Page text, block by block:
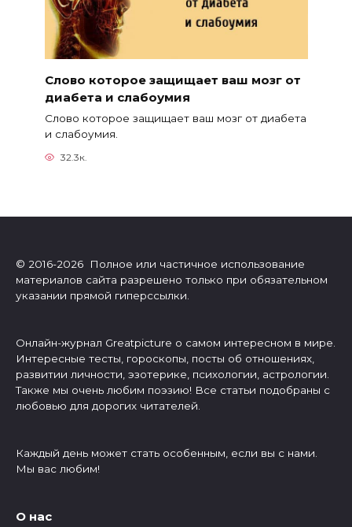
Слово которое защищает ваш мозг от
диабета и слабоумия
Слово которое защищает ваш мозг от диабета
и слабоумия.
32.3к.
© 2016-2026 Полное или частичное использование
материалов сайта разрешено только при обязательном
указании прямой гиперссылки.
Онлайн-журнал Greatpicture о самом интересном в мире.
Интересные тесты, гороскопы, посты об отношениях,
развитии личности, эзотерике, психологии, астрологии.
Также мы очень любим поэзию! Все статьи подобраны с
любовью для дорогих читателей.
Каждый день может стать особенным, если вы с нами.
Мы вас любим!
О нас